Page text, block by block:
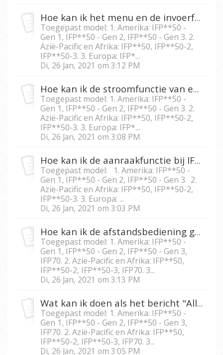
Hoe kan ik het menu en de invoerfunctie van IFP5550/IFP 6550/IFP7550/IFP8650 vergrendelen?
Toegepast model: 1. Amerika: IFP**50 -
Gen 1, IFP**50 - Gen 2, IFP**50 - Gen 3. 2.
Azië-Pacific en Afrika: IFP**50, IFP**50-2,
IFP**50-3. 3. Europa: IFP*...
Di, 26 Jan, 2021 om 3:12 PM
Hoe kan ik de stroomfunctie van een IFP5550/IFP6550/IFP 7550/IFP8650 vergrendelen?
Toegepast model: 1. Amerika: IFP**50 -
Gen 1, IFP**50 - Gen 2, IFP**50 - Gen 3. 2.
Azië-Pacific en Afrika: IFP**50, IFP**50-2,
IFP**50-3. 3. Europa: IFP*...
Di, 26 Jan, 2021 om 3:08 PM
Hoe kan ik de aanraakfunctie bij IFP5550/IFP6550/ IFP7550/IFP8650 vergrendelen?
Toegepast model: 1. Amerika: IFP**50 -
Gen 1, IFP**50 - Gen 2, IFP**50 - Gen 3. 2.
Azië-Pacific en Afrika: IFP**50, IFP**50-2,
IFP**50-3. 3. Europa: ...
Di, 26 Jan, 2021 om 3:03 PM
Hoe kan ik de afstandsbediening gebruiken om het scherm bij IFP5550/IFP6550/IFP 7550/IFP8650 te bevriezen?
Toegepast model: 1. Amerika: IFP**50 -
Gen 1, IFP**50 - Gen 2, IFP**50 - Gen 3,
IFP70. 2. Azië-Pacific en Afrika: IFP**50,
IFP**50-2, IFP**50-3, IFP70. 3...
Di, 26 Jan, 2021 om 3:13 PM
Wat kan ik doen als het bericht "All functions locked", oftewel ‘’Alle functies vergrendeld’’, op de IFP5550/IFP6550/IFP7550/IFP8650 verschijnt?
Toegepast model: 1. Amerika: IFP**50 -
Gen 1, IFP**50 - Gen 2, IFP**50 - Gen 3,
IFP70. 2. Azië-Pacific en Afrika: IFP**50,
IFP**50-2, IFP**50-3, IFP70. 3...
Di, 26 Jan, 2021 om 3:05 PM